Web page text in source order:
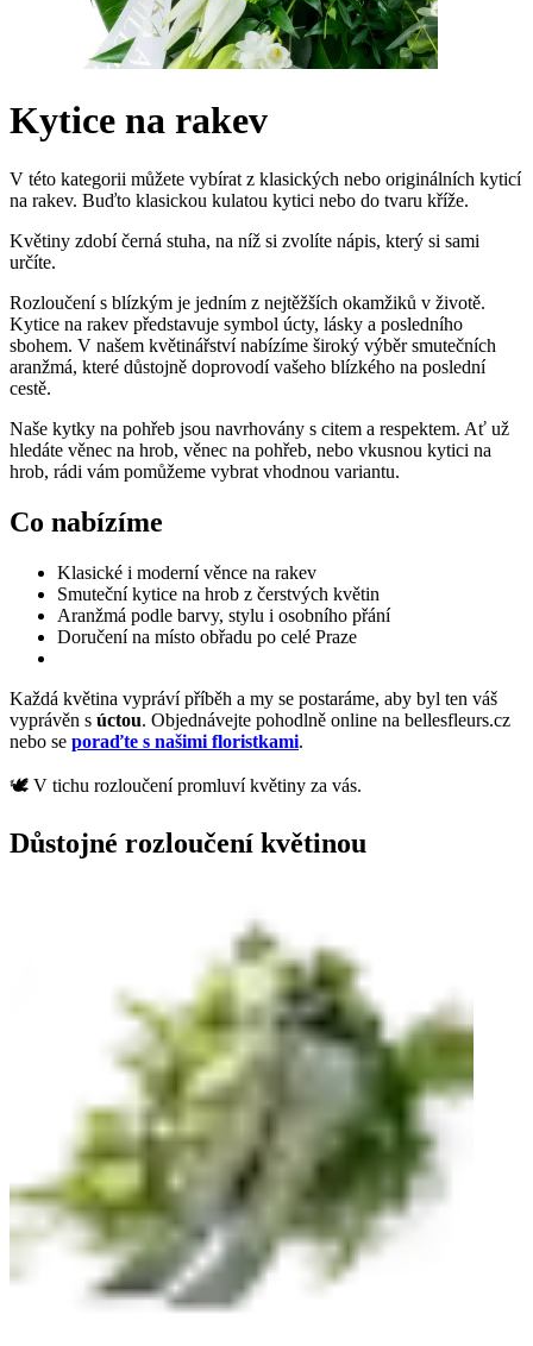
Kytice na rakev
V této kategorii můžete vybírat z klasických nebo originálních kyticí
na rakev. Buďto klasickou kulatou kytici nebo do tvaru kříže.
Květiny zdobí černá stuha, na níž si zvolíte nápis, který si sami
určíte.
Rozloučení s blízkým je jedním z nejtěžších okamžiků v životě.
Kytice na rakev představuje symbol úcty, lásky a posledního
sbohem. V našem květinářství nabízíme široký výběr smutečních
aranžmá, které důstojně doprovodí vašeho blízkého na poslední
cestě.
Naše kytky na pohřeb jsou navrhovány s citem a respektem. Ať už
hledáte věnec na hrob, věnec na pohřeb, nebo vkusnou kytici na
hrob, rádi vám pomůžeme vybrat vhodnou variantu.
Co nabízíme
Klasické i moderní věnce na rakev
Smuteční kytice na hrob z čerstvých květin
Aranžmá podle barvy, stylu i osobního přání
Doručení na místo obřadu po celé Praze
Každá květina vypráví příběh a my se postaráme, aby byl ten váš
vyprávěn s úctou. Objednávejte pohodlně online na bellesfleurs.cz
nebo se poraďte s našimi floristkami.
🕊️ V tichu rozloučení promluví květiny za vás.
Důstojné rozloučení květinou